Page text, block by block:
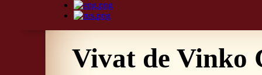
Vivat de Vinko